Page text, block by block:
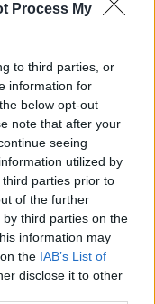
Process My
to third parties, or
information for
below opt-out
note that after your
seeing
utilized by
parties prior to
of the further
third parties on the
information may
the IAB’s List of
disclose it to other